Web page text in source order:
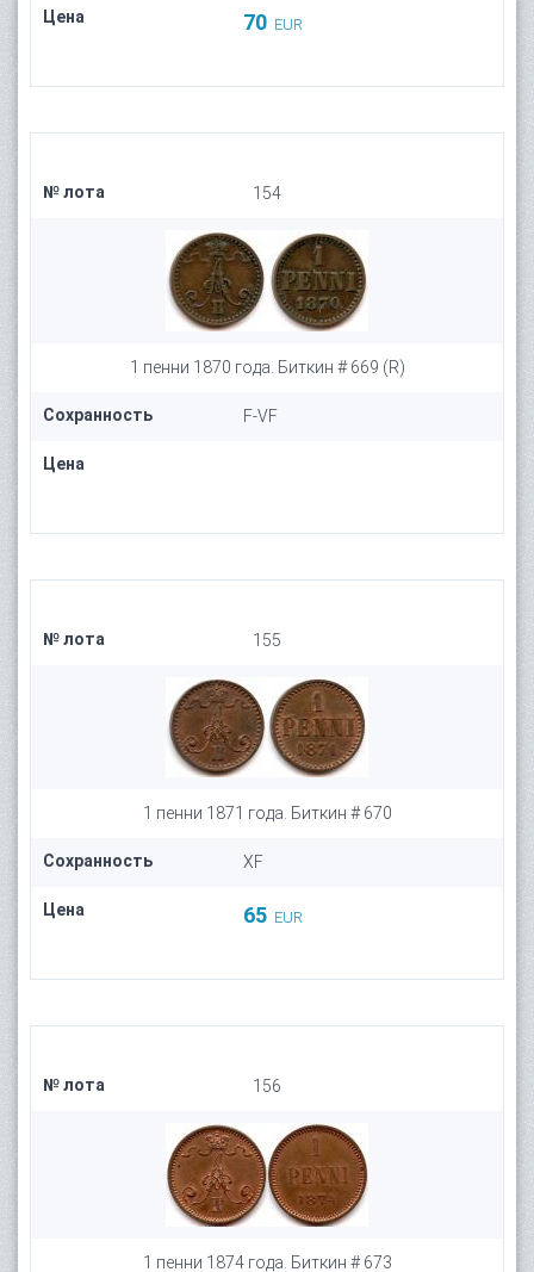
Цена 70 EUR
№ лота 154
1 пенни 1870 года. Биткин # 669 (R)
Сохранность F-VF
Цена
№ лота 155
1 пенни 1871 года. Биткин # 670
Сохранность XF
Цена 65 EUR
№ лота 156
1 пенни 1874 года. Биткин # 673